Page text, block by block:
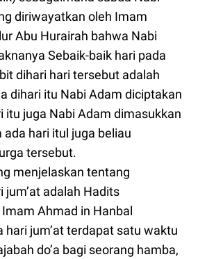
diriwayatkan oleh Imam
Abu Hurairah bahwa Nabi
Sebaik-baik hari pada
dihari hari tersebut adalah
dihari itu Nabi Adam diciptakan
itu juga Nabi Adam dimasukkan
hari itul juga beliau
tersebut.
menjelaskan tentang
adalah Hadits
Ahmad in Hanbal
hari jum’at terdapat satu waktu
do’a bagi seorang hamba,